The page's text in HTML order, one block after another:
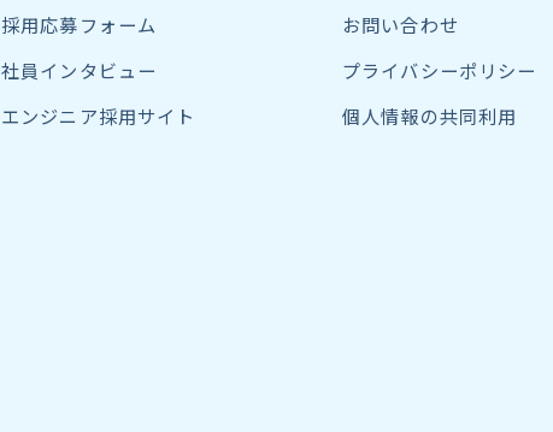
採用応募フォーム
社員インタビュー
エンジニア採用サイト
お問い合わせ
プライバシーポリシー
個人情報の共同利用